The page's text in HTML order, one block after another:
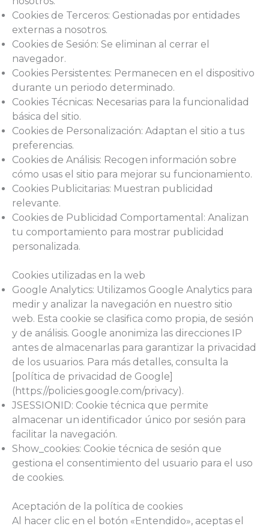
Cookies de Terceros: Gestionadas por entidades
externas a nosotros.
Cookies de Sesión: Se eliminan al cerrar el
navegador.
Cookies Persistentes: Permanecen en el dispositivo
durante un periodo determinado.
Cookies Técnicas: Necesarias para la funcionalidad
básica del sitio.
Cookies de Personalización: Adaptan el sitio a tus
preferencias.
Cookies de Análisis: Recogen información sobre
cómo usas el sitio para mejorar su funcionamiento.
Cookies Publicitarias: Muestran publicidad
relevante.
Cookies de Publicidad Comportamental: Analizan
tu comportamiento para mostrar publicidad
personalizada.
Cookies utilizadas en la web
Google Analytics: Utilizamos Google Analytics para
medir y analizar la navegación en nuestro sitio
web. Esta cookie se clasifica como propia, de sesión
y de análisis. Google anonimiza las direcciones IP
antes de almacenarlas para garantizar la privacidad
de los usuarios. Para más detalles, consulta la
[política de privacidad de Google]
(https://policies.google.com/privacy).
JSESSIONID: Cookie técnica que permite
almacenar un identificador único por sesión para
facilitar la navegación.
Show_cookies: Cookie técnica de sesión que
gestiona el consentimiento del usuario para el uso
de cookies.
Aceptación de la política de cookies
Al hacer clic en el botón «Entendido», aceptas el